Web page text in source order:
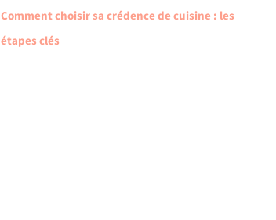
Comment choisir sa crédence de cuisine : les
étapes clés